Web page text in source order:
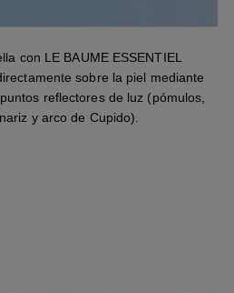
con LE BAUME ESSENTIEL
sobre la piel mediante
reflectores de luz (pómulos,
y arco de Cupido).